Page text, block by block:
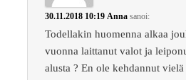
30.11.2018 10:19 Anna sanoi:
Todellakin huomenna alkaa
vuonna laittanut valot ja
alusta ? En ole kehdannut